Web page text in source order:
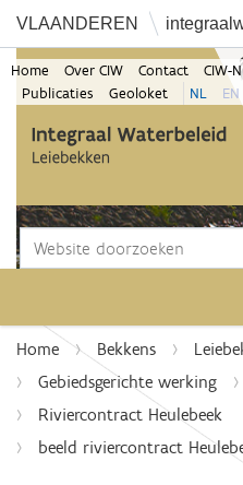
VLAANDEREN
Home Over CIW Contact CIW-
Publicaties
Geoloket NL EN
Home Bekkens
Gebiedsgerichte werking
Riviercontract Heulebeek
beeld riviercontract